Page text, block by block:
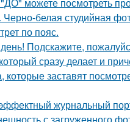
белая студийная
по пояс.
Подскажите,
сразу делает и
которые заставят
журнальный
с загруженного